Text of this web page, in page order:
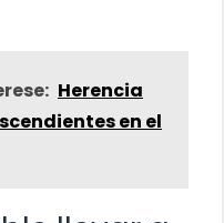
Herencia
en el